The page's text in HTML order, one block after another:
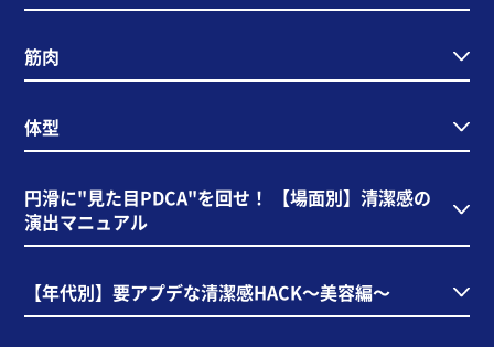
筋肉
体型
円滑に"見た目PDCA"を回せ！ 【場面別】清潔感の
演出マニュアル
【年代別】要アプデな清潔感HACK～美容編～